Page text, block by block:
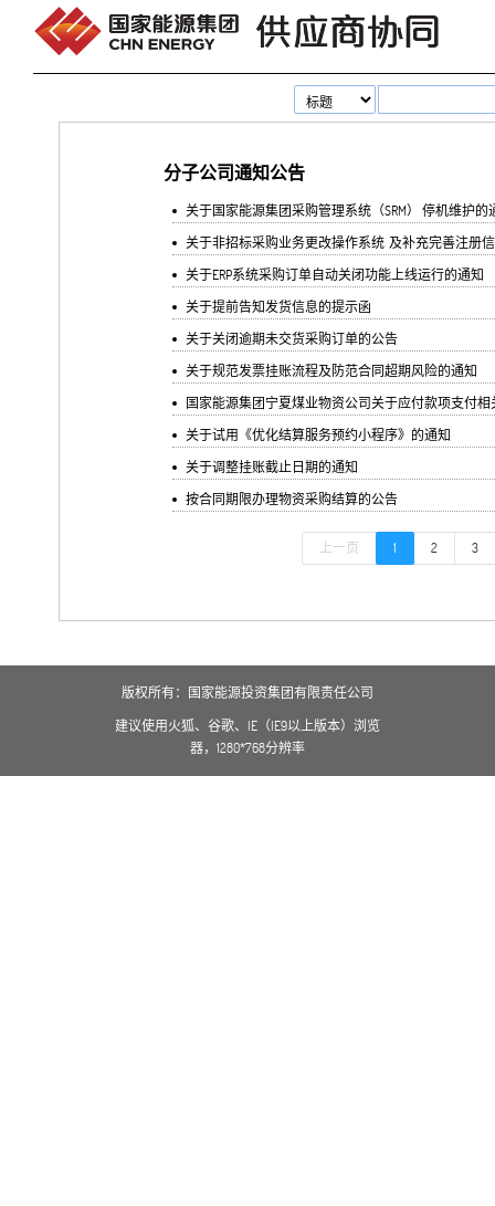
跳转到内容
分子公司通知公告
关于国家能源集团采购管理系统（SRM） 停机维护的
关于非招标采购业务更改操作系统 及补充完善注册
关于ERP系统采购订单自动关闭功能上线运行的通知
关于提前告知发货信息的提示函
关于关闭逾期未交货采购订单的公告
关于规范发票挂账流程及防范合同超期风险的通知
国家能源集团宁夏煤业物资公司关于应付款项支付
关于试用《优化结算服务预约小程序》的通知
关于调整挂账截止日期的通知
按合同期限办理物资采购结算的公告
上一页 1 2 3
版权所有：国家能源投资集团有限责任公司
建议使用火狐、谷歌、IE（IE9以上版本）浏览
器，1280*768分辨率